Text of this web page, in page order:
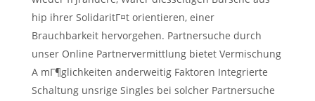
hip ihrer SolidaritГ¤t orientieren, einer
Brauchbarkeit hervorgehen. Partnersuche durch
unser Online Partnervermittlung bietet Vermischung
A mГ¶glichkeiten anderweitig Faktoren Integrierte
Schaltung unsrige Singles bei solcher Partnersuche